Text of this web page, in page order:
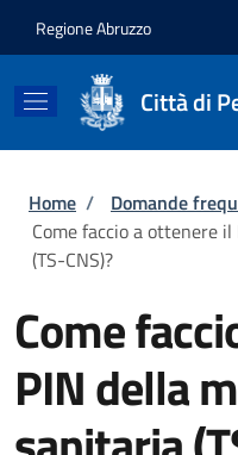
Regione Abruzzo
Città di
Briciole di
Home / Domande
Come faccio a ottenere
(TS-CNS)?
Come
PIN della